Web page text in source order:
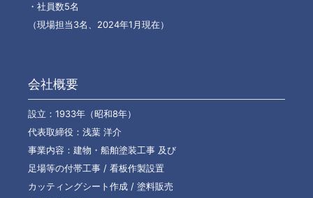
・社員数5名
（現場担当3名、2024年1月現在）
会社概要
設立：1933年（昭和8年）
代表取締役：浅葉 洋介
事業内容：建物・船舶塗装工事 及び
足場等の付帯工事 / 看板作製設置
カッティングシート作成 / 塗料販売